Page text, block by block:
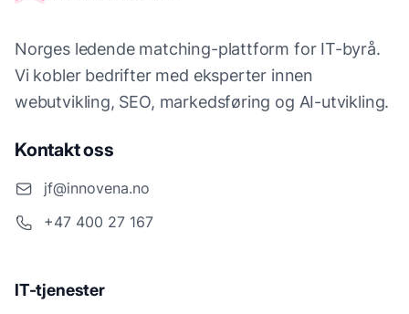
Norges ledende matching-plattform for IT-byrå.
Vi kobler bedrifter med eksperter innen
webutvikling, SEO, markedsføring og AI-utvikling.
Kontakt oss
jf@innovena.no
+47 400 27 167
IT-tjenester